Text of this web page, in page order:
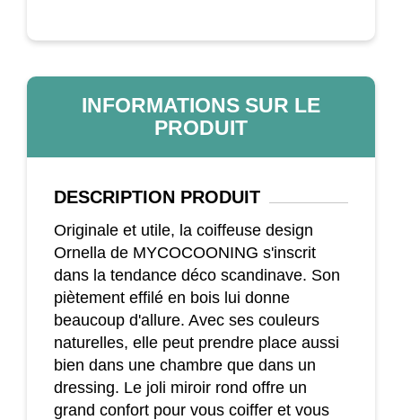
INFORMATIONS SUR LE
PRODUIT
DESCRIPTION PRODUIT
Originale et utile, la coiffeuse design
Ornella de MYCOCOONING s'inscrit
dans la tendance déco scandinave. Son
piètement effilé en bois lui donne
beaucoup d'allure. Avec ses couleurs
naturelles, elle peut prendre place aussi
bien dans une chambre que dans un
dressing. Le joli miroir rond offre un
grand confort pour vous coiffer et vous